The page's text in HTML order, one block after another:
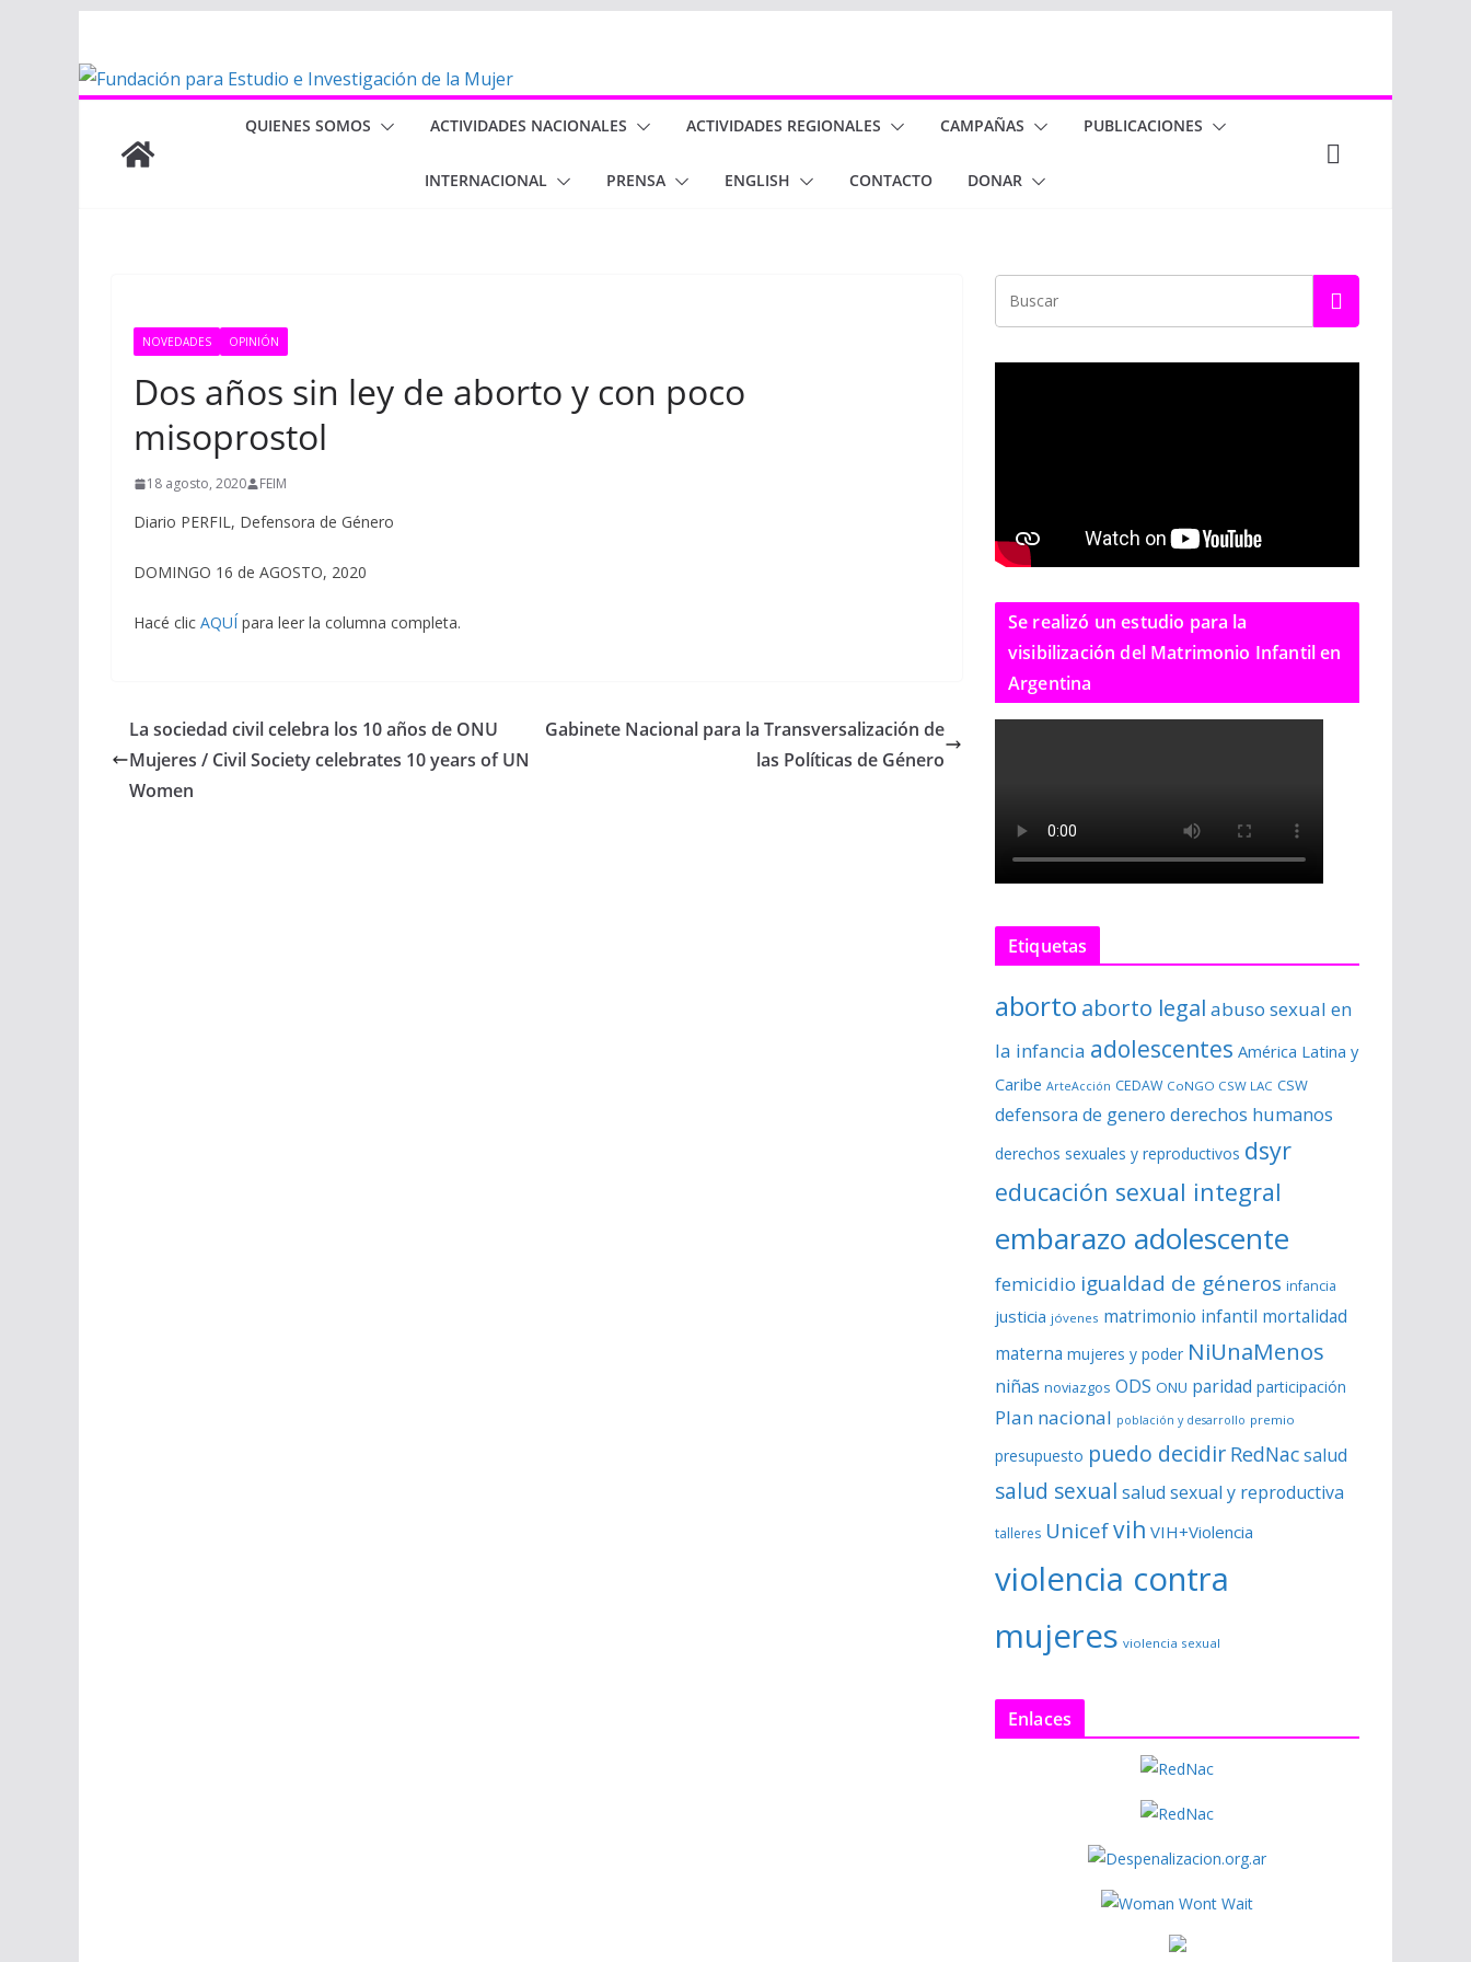
contenido
QUIENES SOMOS ACTIVIDADES NACIONALES ACTIVIDADES REGIONALES CAMPAÑAS PUBLICACIONES
INTERNACIONAL PRENSA ENGLISH CONTACTO DONAR
NOVEDADES OPINIÓN
Dos años sin ley de aborto y con poco
misoprostol
18 agosto, 2020 FEIM
Diario PERFIL, Defensora de Género
DOMINGO 16 de AGOSTO, 2020
Hacé clic AQUÍ para leer la columna completa.
La sociedad civil celebra los 10 años de ONU
Mujeres / Civil Society celebrates 10 years of UN
Women
Gabinete Nacional para la Transversalización de
las Políticas de Género
Se realizó un estudio para la
visibilización del Matrimonio Infantil en
Argentina
Etiquetas
aborto aborto legal abuso sexual en
la infancia adolescentes América Latina y
Caribe ArteAcción CEDAW CoNGO CSW LAC CSW
defensora de genero derechos humanos
derechos sexuales y reproductivos dsyr
educación sexual integral
embarazo adolescente
femicidio igualdad de géneros infancia
justicia jóvenes matrimonio infantil mortalidad
materna mujeres y poder NiUnaMenos
niñas noviazgos ODS ONU paridad participación
Plan nacional población y desarrollo premio
presupuesto puedo decidir RedNacsalud
salud sexual salud sexual y reproductiva
talleres Unicefvih VIH+Violencia
violencia contra
mujeres violencia sexual
Enlaces